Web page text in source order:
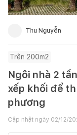
Thu Nguyễn
Trên 200m2
Ngôi nhà 2
xếp khối để
phương
Cập nhật ngày 02/12/